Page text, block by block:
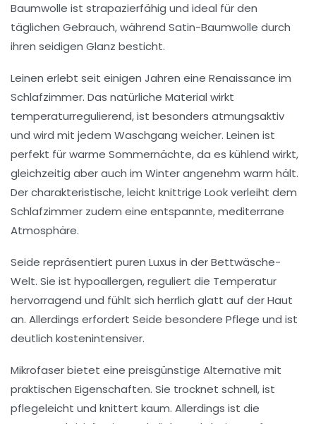
Baumwolle ist strapazierfähig und ideal für den
täglichen Gebrauch, während Satin-Baumwolle durch
ihren seidigen Glanz besticht.
Leinen erlebt seit einigen Jahren eine Renaissance im
Schlafzimmer. Das natürliche Material wirkt
temperaturregulierend, ist besonders atmungsaktiv
und wird mit jedem Waschgang weicher. Leinen ist
perfekt für warme Sommernächte, da es kühlend wirkt,
gleichzeitig aber auch im Winter angenehm warm hält.
Der charakteristische, leicht knittrige Look verleiht dem
Schlafzimmer zudem eine entspannte, mediterrane
Atmosphäre.
Seide repräsentiert puren Luxus in der Bettwäsche-
Welt. Sie ist hypoallergen, reguliert die Temperatur
hervorragend und fühlt sich herrlich glatt auf der Haut
an. Allerdings erfordert Seide besondere Pflege und ist
deutlich kostenintensiver.
Mikrofaserbietet eine preisgünstige Alternative mit
praktischen Eigenschaften. Sie trocknet schnell, ist
pflegeleicht und knittert kaum. Allerdings ist die